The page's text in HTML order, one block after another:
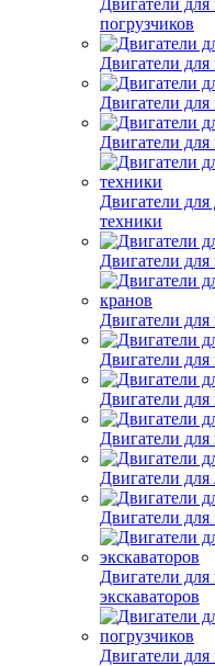
Двигатели
погрузчиков
Двигатели
Двигатели для
Двигатели для
Двигатели
техники
Двигатели для
Двигатели для
Двигатели
Двигатели для
Двигатели для
Двигатели для
Двигатели
Двигатели
экскаваторов
Двигатели